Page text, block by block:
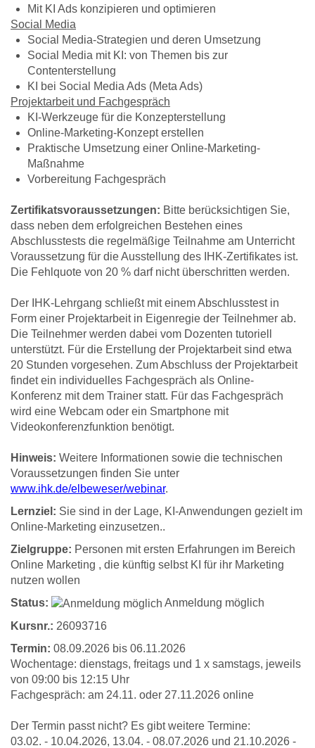
Mit KI Ads konzipieren und optimieren
Social Media
Social Media-Strategien und deren Umsetzung
Social Media mit KI: von Themen bis zur
Contenterstellung
KI bei Social Media Ads (Meta Ads)
Projektarbeit und Fachgespräch
KI-Werkzeuge für die Konzepterstellung
Online-Marketing-Konzept erstellen
Praktische Umsetzung einer Online-Marketing-
Maßnahme
Vorbereitung Fachgespräch
Zertifikatsvoraussetzungen: Bitte berücksichtigen Sie,
dass neben dem erfolgreichen Bestehen eines
Abschlusstests die regelmäßige Teilnahme am Unterricht
Voraussetzung für die Ausstellung des IHK-Zertifikates ist.
Die Fehlquote von 20 % darf nicht überschritten werden.
Der IHK-Lehrgang schließt mit einem Abschlusstest in
Form einer Projektarbeit in Eigenregie der Teilnehmer ab.
Die Teilnehmer werden dabei vom Dozenten tutoriell
unterstützt. Für die Erstellung der Projektarbeit sind etwa
20 Stunden vorgesehen. Zum Abschluss der Projektarbeit
findet ein individuelles Fachgespräch als Online-
Konferenz mit dem Trainer statt. Für das Fachgespräch
wird eine Webcam oder ein Smartphone mit
Videokonferenzfunktion benötigt.
Hinweis: Weitere Informationen sowie die technischen
Voraussetzungen finden Sie unter
www.ihk.de/elbeweser/webinar.
Lernziel: Sie sind in der Lage, KI-Anwendungen gezielt im
Online-Marketing einzusetzen..
Zielgruppe: Personen mit ersten Erfahrungen im Bereich
Online Marketing , die künftig selbst KI für ihr Marketing
nutzen wollen
Status:
Anmeldung möglich
Kursnr.: 26093716
Termin: 08.09.2026 bis 06.11.2026
Wochentage: dienstags, freitags und 1 x samstags, jeweils
von 09:00 bis 12:15 Uhr
Fachgespräch: am 24.11. oder 27.11.2026 online
Der Termin passt nicht? Es gibt weitere Termine:
03.02. - 10.04.2026, 13.04. - 08.07.2026 und 21.10.2026 -